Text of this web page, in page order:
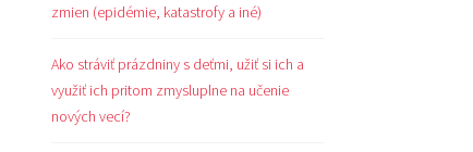
zmien (epidémie, katastrofy a iné)
Ako stráviť prázdniny s deťmi, užiť si ich a
využiť ich pritom zmysluplne na učenie
nových vecí?